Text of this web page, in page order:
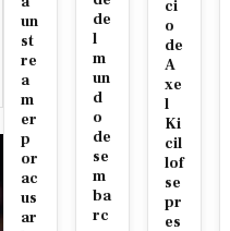
un
st
re
a
m
er
p
or
ac
us
ar
de
l
m
un
d
o
de
se
m
ba
rc
ci
o
de
A
xe
l
Ki
cil
lof
se
pr
es